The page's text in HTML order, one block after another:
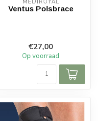
MEDIROYAL
Ventus Polsbrace
€27,00
Op voorraad